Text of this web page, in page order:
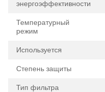
энергоэффективности
Температурный
режим
Используется
Степень защиты
Тип фильтра